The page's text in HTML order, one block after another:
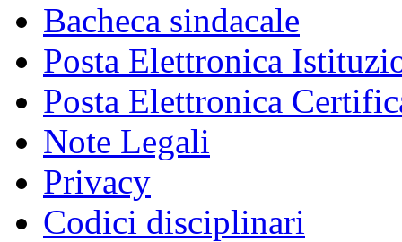
Bacheca sindacale
Posta Elettronica
Posta Elettronica
Note Legali
Privacy
Codici disciplinari